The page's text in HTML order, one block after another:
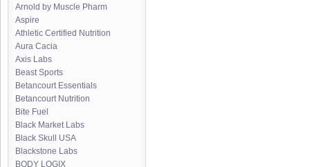
Arnold by Muscle Pharm
Aspire
Athletic Certified Nutrition
Aura Cacia
Axis Labs
Beast Sports
Betancourt Essentials
Betancourt Nutrition
Bite Fuel
Black Market Labs
Black Skull USA
Blackstone Labs
BODY LOGIX